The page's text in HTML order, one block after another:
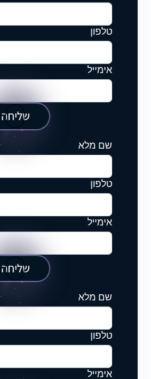
טלפון
אימייל
שליחה
שם מלא
טלפון
אימייל
שליחה
שם מלא
טלפון
אימייל